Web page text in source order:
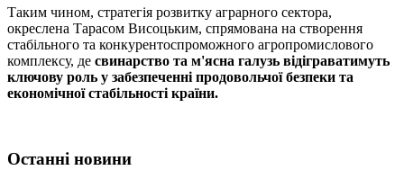
Таким чином, стратегія розвитку аграрного сектора,
окреслена Тарасом Висоцьким, спрямована на створення
стабільного та конкурентоспроможного агропромислового
комплексу, де свинарство та м'ясна галузь відіграватимуть
ключову роль у забезпеченні продовольчої безпеки та
економічної стабільності країни.
Останні новини